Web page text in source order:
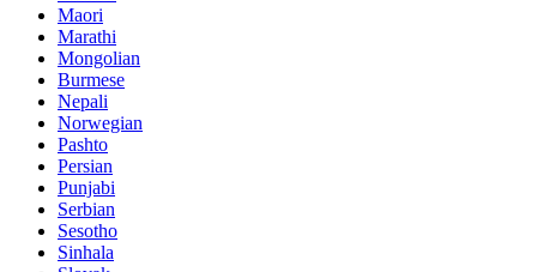
Maori
Marathi
Mongolian
Burmese
Nepali
Norwegian
Pashto
Persian
Punjabi
Serbian
Sesotho
Sinhala